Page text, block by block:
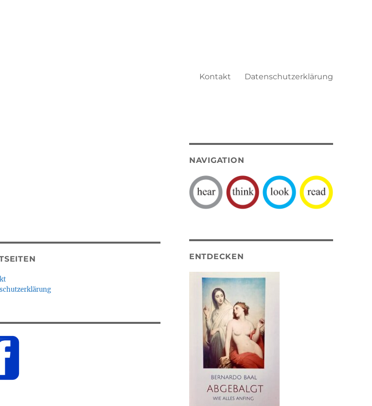
Kontakt Datenschutzerklärung
NAVIGATION
ENTDECKEN